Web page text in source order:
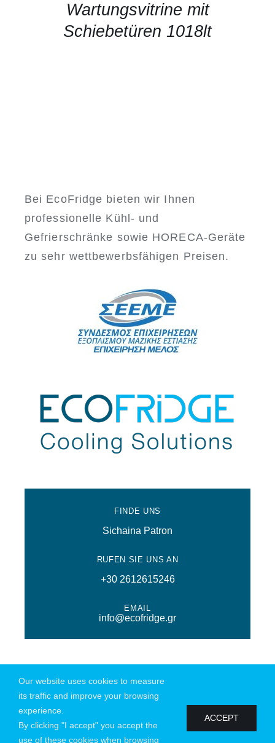
Wartungsvitrine mit
Schiebetüren 1018lt
Bei EcoFridge bieten wir Ihnen
professionelle Kühl- und
Gefrierschränke sowie HORECA-Geräte
zu sehr wettbewerbsfähigen Preisen.
FINDE UNS
Sichaina Patron
RUFEN SIE UNS AN
+30 2612615246
EMAIL
info@ecofridge.gr
Datenschutzrichtlinie
Our website uses cookies to measure
its traffic and improve your browsing
experience.
By clicking "I accept" you accept the
use of these cookies when browsing
ACCEPT